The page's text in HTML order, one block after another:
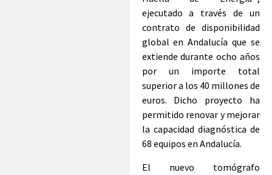
ejecutado a través de un
contrato de disponibilidad
global en Andalucía que se
extiende durante ocho años
por un importe total
superior a los 40 millones de
euros. Dicho proyecto ha
permitido renovar y mejorar
la capacidad diagnóstica de
68 equipos en Andalucía.
El nuevo tomógrafo